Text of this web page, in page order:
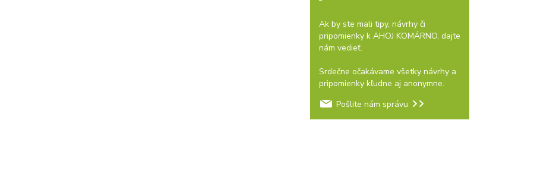
Ak by ste mali tipy, návrhy či
pripomienky k AHOJ KOMÁRNO, dajte
nám vedieť.
Srdečne očakávame všetky návrhy a
pripomienky kľudne aj anonymne.
Pošlite nám správu